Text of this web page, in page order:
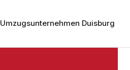
Umzugsunternehmen Duisburg